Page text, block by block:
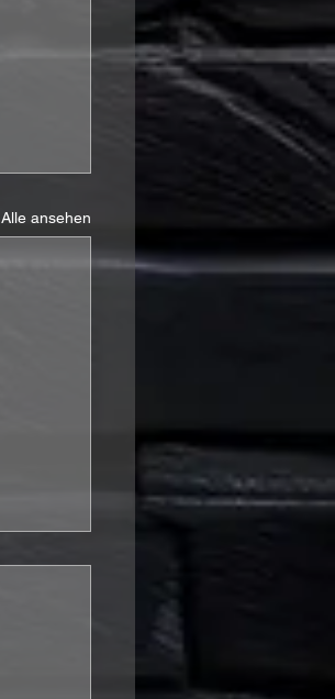
Alle ansehen